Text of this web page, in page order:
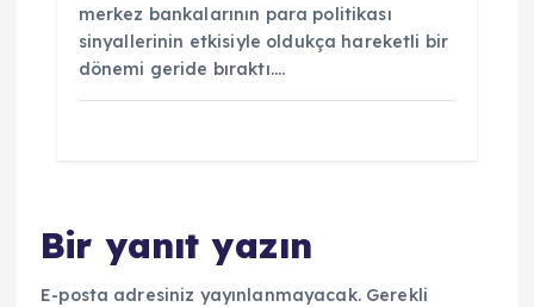
merkez bankalarının para politikası
sinyallerinin etkisiyle oldukça hareketli bir
dönemi geride bıraktı.…
Bir yanıt yazın
E-posta adresiniz yayınlanmayacak. Gerekli